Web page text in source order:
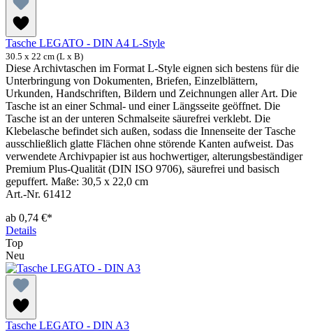
Tasche LEGATO - DIN A4 L-Style
30.5 x 22 cm (L x B)
Diese Archivtaschen im Format L-Style eignen sich bestens für die
Unterbringung von Dokumenten, Briefen, Einzelblättern,
Urkunden, Handschriften, Bildern und Zeichnungen aller Art. Die
Tasche ist an einer Schmal- und einer Längsseite geöffnet. Die
Tasche ist an der unteren Schmalseite säurefrei verklebt. Die
Klebelasche befindet sich außen, sodass die Innenseite der Tasche
ausschließlich glatte Flächen ohne störende Kanten aufweist. Das
verwendete Archivpapier ist aus hochwertiger, alterungsbeständiger
Premium Plus-Qualität (DIN ISO 9706), säurefrei und basisch
gepuffert. Maße: 30,5 x 22,0 cm
Art.-Nr. 61412
ab 0,74 €*
Details
Top
Neu
Tasche LEGATO - DIN A3